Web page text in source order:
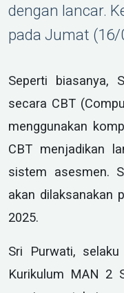
dengan lancar.
pada Jumat (16/
Seperti biasanya,
secara CBT
menggunakan
CBT menjadikan
sistem asesmen.
akan dilaksanakan
2025.
Sri Purwati,
Kurikulum MAN 2